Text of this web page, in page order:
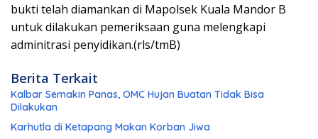
bukti telah diamankan di Mapolsek Kuala Mandor B
untuk dilakukan pemeriksaan guna melengkapi
adminitrasi penyidikan.(rls/tmB)
Berita Terkait
Kalbar Semakin Panas, OMC Hujan Buatan Tidak Bisa
Dilakukan
Karhutla di Ketapang Makan Korban Jiwa